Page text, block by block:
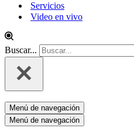
Servicios
Video en vivo
Buscar...
Menú de navegación
Menú de navegación